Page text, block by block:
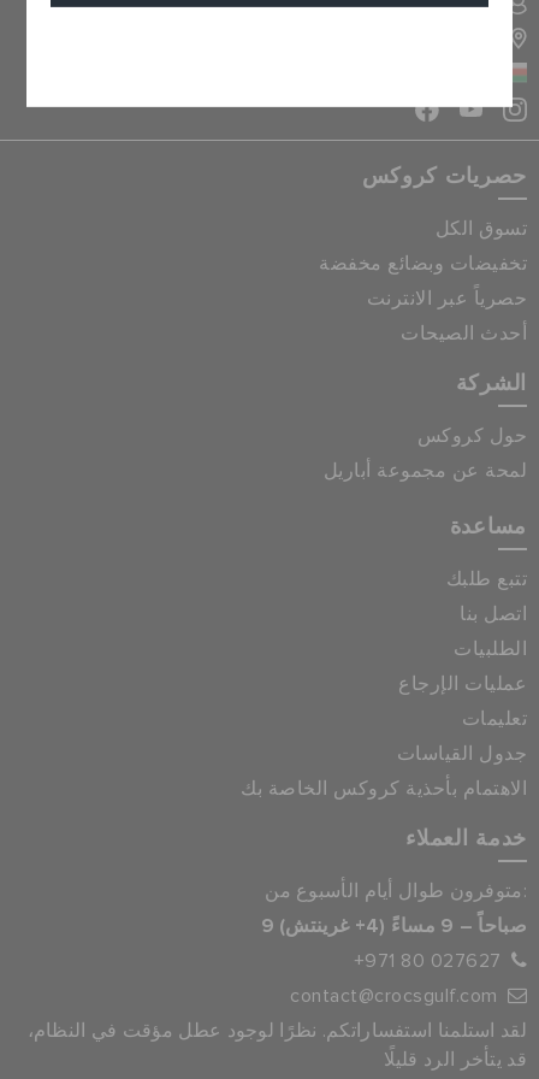
تسجيل الدخول الى حسابي
حصريات كروكس
تسوق الكل
تخفيضات وبضائع مخفضة
حصرياً عبر الانترنت
أحدث الصيحات
الشركة
حول كروكس
لمحة عن مجموعة أباريل
مساعدة
تتبع طلبك
اتصل بنا
الطلبيات
عمليات الإرجاع
تعليمات
جدول القياسات
الاهتمام بأحذية كروكس الخاصة بك
خدمة العملاء
متوفرون طوال أيام الأسبوع من:
9 صباحاً – 9 مساءً (4+ غرينتش)
+971 80 027627
contact@crocsgulf.com
لقد استلمنا استفساراتكم. نظرًا لوجود عطل مؤقت في النظام،
قد يتأخر الرد قليلًا